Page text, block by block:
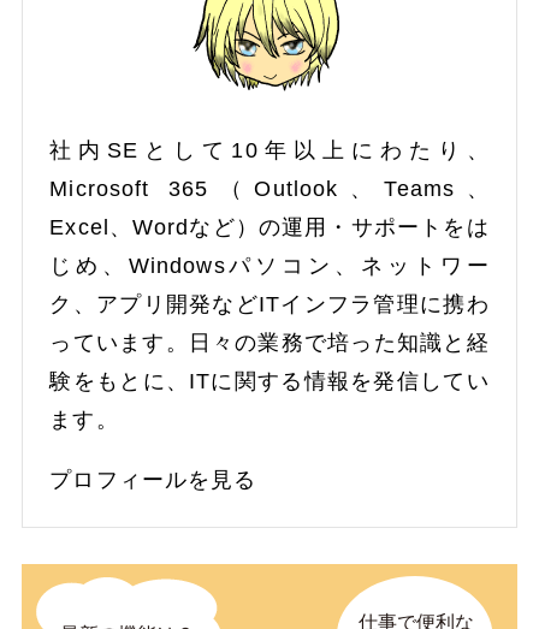
社内SEとして10年以上にわたり、
Microsoft 365（Outlook、Teams、
Excel、Wordなど）の運用・サポートをは
じめ、Windowsパソコン、ネットワー
ク、アプリ開発などITインフラ管理に携わ
っています。日々の業務で培った知識と経
験をもとに、ITに関する情報を発信してい
ます。
プロフィールを見る